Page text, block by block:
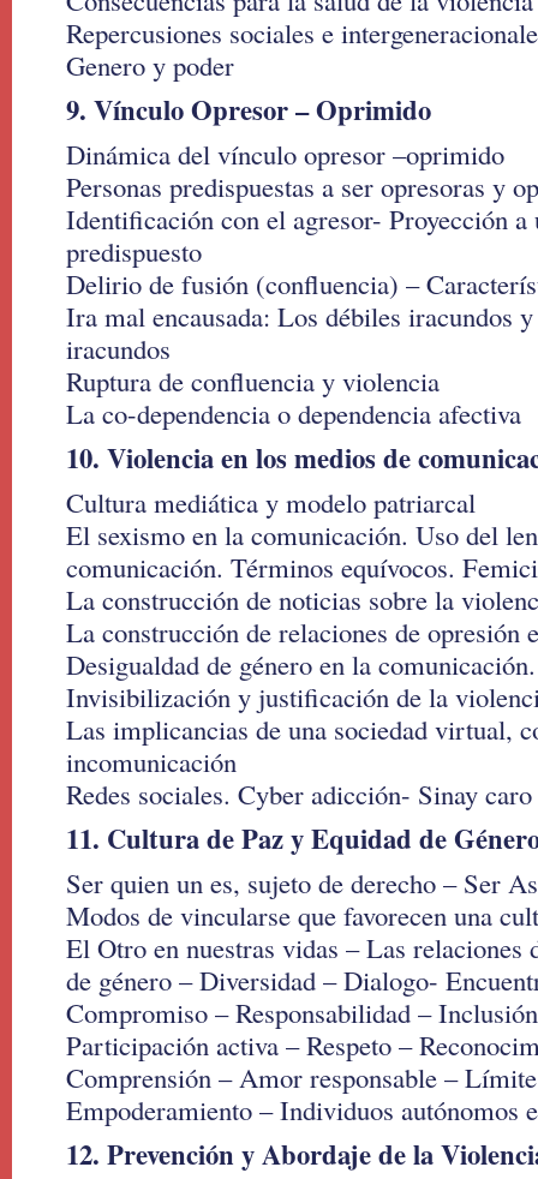
Repercusiones sociales e
Genero y poder
9. Vínculo Opresor – Oprimido
Dinámica del vínculo opresor –oprimido
Personas predispuestas a ser opresoras y
Identificación con el agresor- Proyección
predispuesto
Delirio de fusión (confluencia) –
Ira mal encausada: Los débiles iracundos
iracundos
Ruptura de confluencia y violencia
La co-dependencia o dependencia afectiva
10. Violencia en los medios de
Cultura mediática y modelo patriarcal
El sexismo en la comunicación. Uso del
comunicación. Términos equívocos.
La construcción de noticias sobre la
La construcción de relaciones de opresión
Desigualdad de género en la comunicación.
Invisibilización y justificación de la
Las implicancias de una sociedad virtual,
incomunicación
Redes sociales. Cyber adicción- Sinay caro
11. Cultura de Paz y Equidad de
Ser quien un es, sujeto de derecho – Ser
Modos de vincularse que favorecen una
El Otro en nuestras vidas – Las relaciones
de género – Diversidad – Dialogo-
Compromiso – Responsabilidad –
Participación activa – Respeto –
Comprensión – Amor responsable –
Empoderamiento – Individuos autónomos
12. Prevención y Abordaje de la